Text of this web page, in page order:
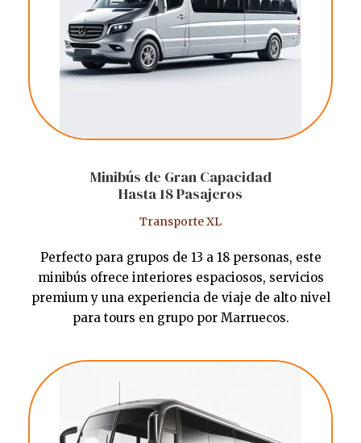
Minibús de Gran Capacidad
Hasta 18 Pasajeros
Transporte XL
Perfecto para grupos de 13 a 18 personas, este
minibús ofrece interiores espaciosos, servicios
premium y una experiencia de viaje de alto nivel
para tours en grupo por Marruecos.